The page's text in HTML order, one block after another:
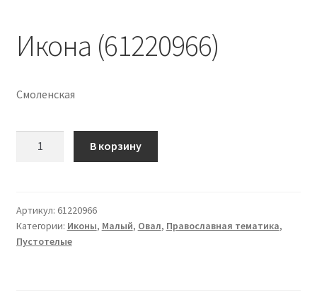
Икона (61220966)
Смоленская
В корзину
Артикул: 61220966
Категории: Иконы, Малый, Овал, Православная тематика,
Пустотелые